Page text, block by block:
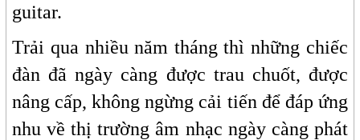
guitar.
Trải qua nhiều năm tháng thì những chiếc
đàn đã ngày càng được trau chuốt, được
nâng cấp, không ngừng cải tiến để đáp ứng
nhu về thị trường âm nhạc ngày càng phát